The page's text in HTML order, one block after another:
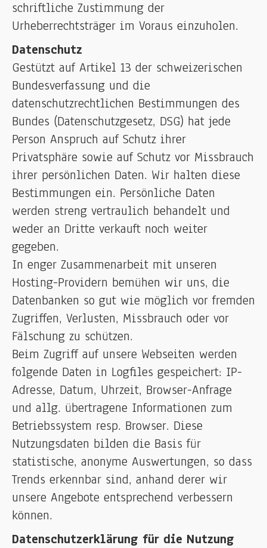
schriftliche Zustimmung der
Urheberrechtsträger im Voraus einzuholen.
Datenschutz
Gestützt auf Artikel 13 der schweizerischen
Bundesverfassung und die
datenschutzrechtlichen Bestimmungen des
Bundes (Datenschutzgesetz, DSG) hat jede
Person Anspruch auf Schutz ihrer
Privatsphäre sowie auf Schutz vor Missbrauch
ihrer persönlichen Daten. Wir halten diese
Bestimmungen ein. Persönliche Daten
werden streng vertraulich behandelt und
weder an Dritte verkauft noch weiter
gegeben.
In enger Zusammenarbeit mit unseren
Hosting-Providern bemühen wir uns, die
Datenbanken so gut wie möglich vor fremden
Zugriffen, Verlusten, Missbrauch oder vor
Fälschung zu schützen.
Beim Zugriff auf unsere Webseiten werden
folgende Daten in Logfiles gespeichert: IP-
Adresse, Datum, Uhrzeit, Browser-Anfrage
und allg. übertragene Informationen zum
Betriebssystem resp. Browser. Diese
Nutzungsdaten bilden die Basis für
statistische, anonyme Auswertungen, so dass
Trends erkennbar sind, anhand derer wir
unsere Angebote entsprechend verbessern
können.
Datenschutzerklärung für die Nutzung